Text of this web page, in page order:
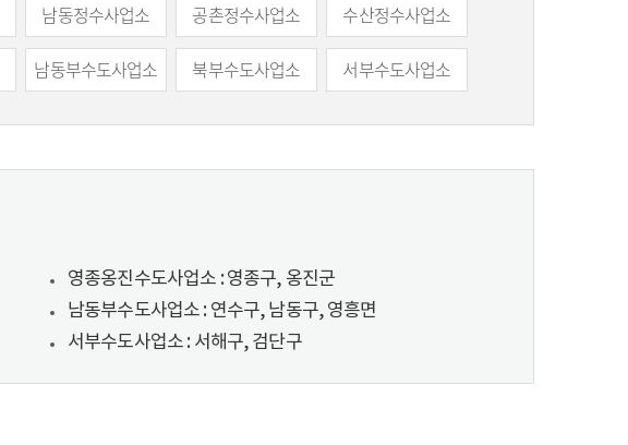
남동정수사업소 공촌정수사업소 수산정수사업소
남동부수도사업소 북부수도사업소 서부수도사업소
영종옹진수도사업소 : 영종구, 옹진군
남동부수도사업소 : 연수구, 남동구, 영흥면
서부수도사업소 : 서해구, 검단구